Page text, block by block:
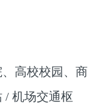
高校校园、商
/ 机场交通枢